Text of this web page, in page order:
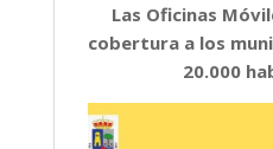
Las Oficinas
cobertura a los
20.000